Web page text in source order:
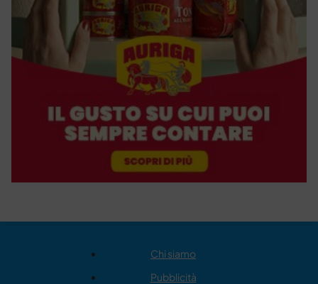
Chi siamo
Pubblicità